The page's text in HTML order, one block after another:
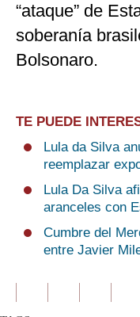
“ataque” de
soberanía
Bolsonaro.
TE PUEDE
Lula da Silva
reemplazar
Lula Da Silva
aranceles con
Cumbre del
entre Javier